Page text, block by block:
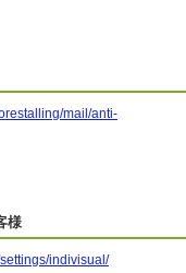
mail/anti-
様
indivisual/